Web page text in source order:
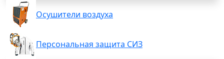
Осушители воздуха
Персональная защита СИЗ